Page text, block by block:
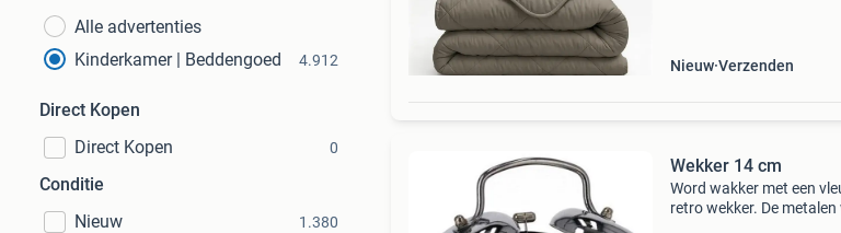
Alle advertenties
Kinderkamer | Beddengoed
4.912
Direct Kopen
Direct Kopen
0
Conditie
Nieuw
1.380
Nieuw Verzenden
Wekker 14 cm
Word wakker met een
retro wekker. De